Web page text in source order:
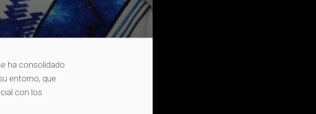
ha consolidado
entorno, que
con los